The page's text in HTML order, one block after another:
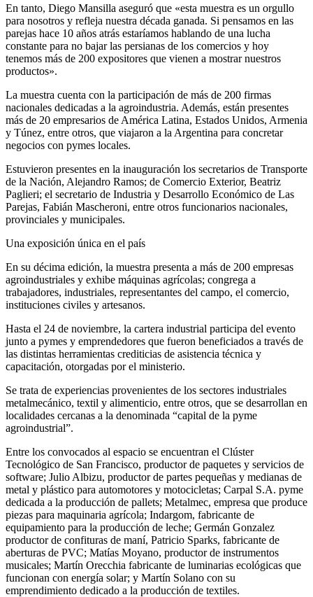
En tanto, Diego Mansilla aseguró que «esta muestra es un orgullo
para nosotros y refleja nuestra década ganada. Si pensamos en las
parejas hace 10 años atrás estaríamos hablando de una lucha
constante para no bajar las persianas de los comercios y hoy
tenemos más de 200 expositores que vienen a mostrar nuestros
productos».
La muestra cuenta con la participación de más de 200 firmas
nacionales dedicadas a la agroindustria. Además, están presentes
más de 20 empresarios de América Latina, Estados Unidos, Armenia
y Túnez, entre otros, que viajaron a la Argentina para concretar
negocios con pymes locales.
Estuvieron presentes en la inauguración los secretarios de Transporte
de la Nación, Alejandro Ramos; de Comercio Exterior, Beatriz
Paglieri; el secretario de Industria y Desarrollo Económico de Las
Parejas, Fabián Mascheroni, entre otros funcionarios nacionales,
provinciales y municipales.
Una exposición única en el país
En su décima edición, la muestra presenta a más de 200 empresas
agroindustriales y exhibe máquinas agrícolas; congrega a
trabajadores, industriales, representantes del campo, el comercio,
instituciones civiles y artesanos.
Hasta el 24 de noviembre, la cartera industrial participa del evento
junto a pymes y emprendedores que fueron beneficiados a través de
las distintas herramientas crediticias de asistencia técnica y
capacitación, otorgadas por el ministerio.
Se trata de experiencias provenientes de los sectores industriales
metalmecánico, textil y alimenticio, entre otros, que se desarrollan en
localidades cercanas a la denominada “capital de la pyme
agroindustrial”.
Entre los convocados al espacio se encuentran el Clúster
Tecnológico de San Francisco, productor de paquetes y servicios de
software; Julio Albizu, productor de partes pequeñas y medianas de
metal y plástico para automotores y motocicletas; Carpal S.A. pyme
dedicada a la producción de pallets; Metalmec, empresa que produce
piezas para maquinaria agrícola; Indargom, fabricante de
equipamiento para la producción de leche; Germán Gonzalez
productor de confituras de maní, Patricio Sparks, fabricante de
aberturas de PVC; Matías Moyano, productor de instrumentos
musicales; Martín Orecchia fabricante de luminarias ecológicas que
funcionan con energía solar; y Martín Solano con su
emprendimiento dedicado a la producción de textiles.